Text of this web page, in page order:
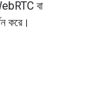
বা
করে।